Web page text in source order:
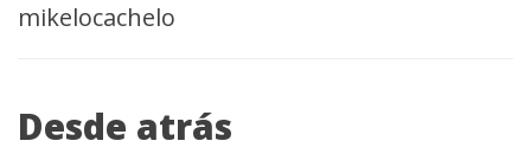
mikelocachelo
Desde atrás